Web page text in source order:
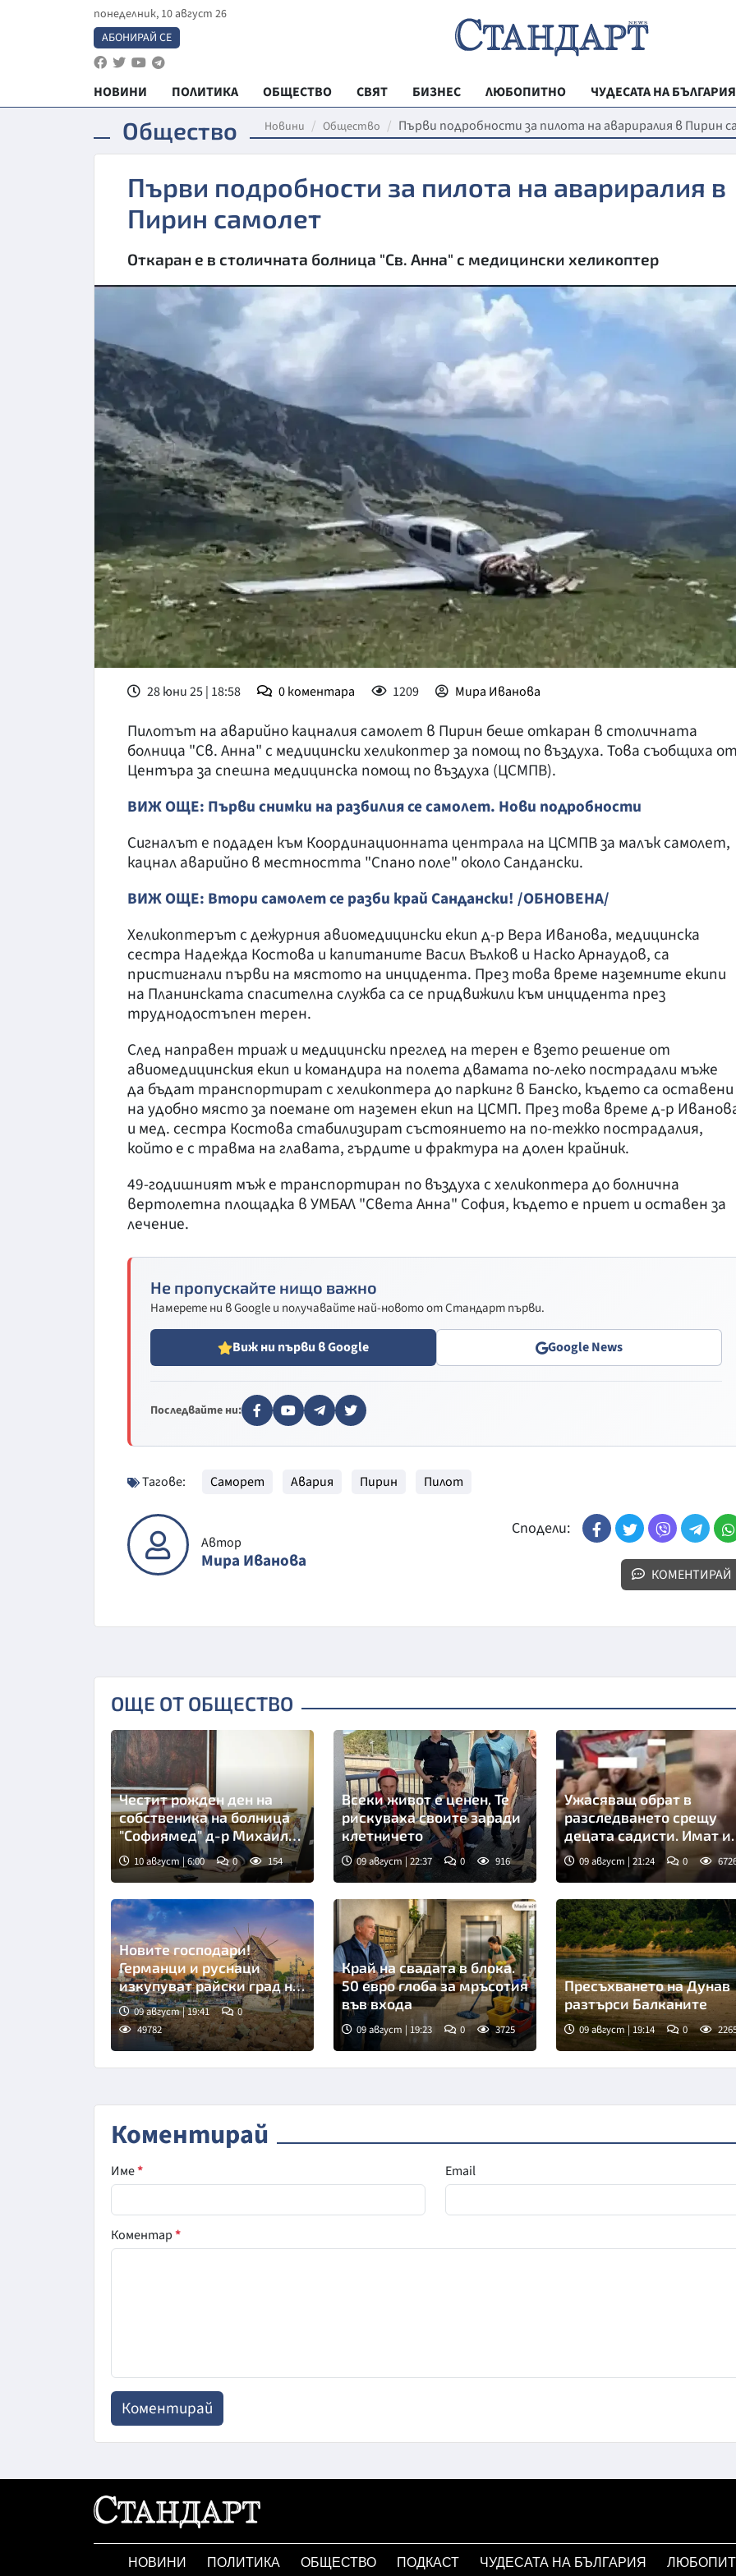
понеделник, 10 август 26
АБОНИРАЙ СЕ
НОВИНИ ПОЛИТИКА ОБЩЕСТВО СВЯТ БИЗНЕС ЛЮБОПИТНО
ЧУДЕСАТА НА БЪЛГАРИЯ
РЕГИОНАЛНИ
ВЕСТНИК
МЛАДЕЖКА
МОЯТ ГРАД
ТЕХНОЛОГИИ
ДА!НА
КУЛТУРА
ОБЯВИ
ВОЙНАТА В
ВРЕМЕТО
Общество Новини Общество Първи подробности за пилота на авариралия в Пирин
Първи подробности за пилота на авариралия в
Пирин самолет
Откаран е в столичната болница "Св. Анна" с медицински хеликоптер
28 юни 25 | 18:58 0коментара 1209 Мира Иванова
Пилотът на аварийно кацналия самолет в Пирин беше откаран в столичната
болница "Св. Анна" с медицински хеликоптер за помощ по въздуха. Това съобщиха
Центъра за спешна медицинска помощ по въздуха (ЦСМПВ).
ВИЖ ОЩЕ: Първи снимки на разбилия се самолет. Нови подробности
Сигналът е подаден към Координационната централа на ЦСМПВ за малък самолет,
кацнал аварийно в местността "Спано поле" около Сандански.
ВИЖ ОЩЕ: Втори самолет се разби край Сандански! /ОБНОВЕНА/
Хеликоптерът с дежурния авиомедицински екип д-р Вера Иванова, медицинска
сестра Надежда Костова и капитаните Васил Вълков и Наско Арнаудов, са
пристигнали първи на мястото на инцидента. През това време наземните екипи
на Планинската спасителна служба са се придвижили към инцидента през
труднодостъпен терен.
След направен триаж и медицински преглед на терен е взето решение от
авиомедицинския екип и командира на полета двамата по-леко пострадали мъже
да бъдат транспортират с хеликоптера до паркинг в Банско, където са оставени
на удобно място за поемане от наземен екип на ЦСМП. През това време д-р
и мед. сестра Костова стабилизират състоянието на по-тежко пострадалия,
който е с травма на главата, гърдите и фрактура на долен крайник.
49-годишният мъж е транспортиран по въздуха с хеликоптера до болнична
вертолетна площадка в УМБАЛ "Света Анна" София, където е приет и оставен за
лечение.
Не пропускайте нищо важно
Намерете ни в Google и получавайте най-новото от Стандарт първи.
Виж ни първи в Google Google News
Последвайте ни:
Тагове: Саморет Авария Пирин Пилот
Автор
Мира Иванова
Сподели:
КОМЕНТИРАЙ
ОЩЕ ОТ ОБЩЕСТВО
Честит рожден ден на
собственика на болница
"Софиямед" д-р Михаил
Тиков
10 август | 6:00 0 154
Всеки живот е ценен. Те
рискуваха своите заради
клетничето
09 август | 22:37 0 916
Ужасяващ обрат в
разследването срещу
децата садисти. Имат и
друга жертва преди
Георги
09 август | 21:24 0
Новите господари!
Германци и руснаци
изкупуват райски град на
морето ни
09 август | 19:41
0
49782
Край на свадата в блока.
50 евро глоба за мръсотия
във входа
09 август | 19:23 0 3725
Пресъхването на Дунав
разтърси Балканите
09 август | 19:14 0
Коментирай
Име* Email
Коментар*
НОВИНИ ПОЛИТИКА ОБЩЕСТВО ПОДКАСТ ЧУДЕСАТА НА БЪЛГАРИЯ